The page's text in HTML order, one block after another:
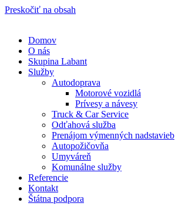
Preskočiť na obsah
Domov
O nás
Skupina Labant
Služby
Autodoprava
Motorové vozidlá
Prívesy a návesy
Truck & Car Service
Odťahová služba
Prenájom výmenných nadstavieb
Autopožičovňa
Umyváreň
Komunálne služby
Referencie
Kontakt
Štátna podpora